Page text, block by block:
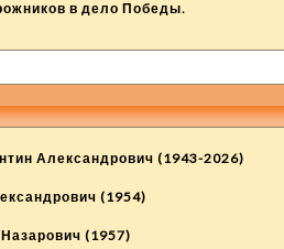
в дело Победы.
Александрович (1943-2026)
(1954)
(1957)